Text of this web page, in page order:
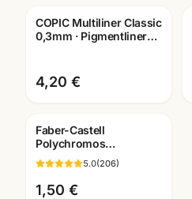
COPIC Multiliner Classic
0,3mm · Pigmentliner
4,20 €
Faber-Castell
Polychromos
Künstlerfarbstifte ·
Einzelstift alle Farben ·
Mannheim
5.0(206)
1,50 €